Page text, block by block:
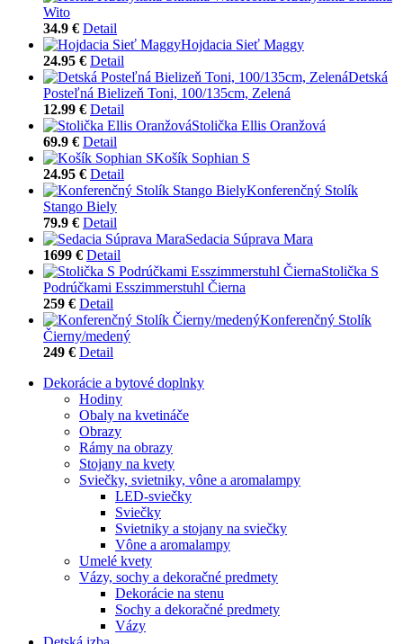
Wito
34.9 € Detail
Hojdacia Sieť Maggy
24.95 € Detail
Detská
Posteľná Bielizeň Toni, 100/135cm, Zelená
12.99 € Detail
Stolička Ellis Oranžová
69.9 € Detail
Košík Sophian S
24.95 € Detail
Konferenčný Stolík
Stango Biely
79.9 € Detail
Sedacia Súprava Mara
1699 € Detail
Stolička S
Podrúčkami Esszimmerstuhl Čierna
259 € Detail
Konferenčný Stolík
Čierny/medený
249 € Detail
Dekorácie a bytové doplnky
Hodiny
Obaly na kvetináče
Obrazy
Rámy na obrazy
Stojany na kvety
Sviečky, svietniky, vône a aromalampy
LED-sviečky
Sviečky
Svietniky a stojany na sviečky
Vône a aromalampy
Umelé kvety
Vázy, sochy a dekoračné predmety
Dekorácie na stenu
Sochy a dekoračné predmety
Vázy